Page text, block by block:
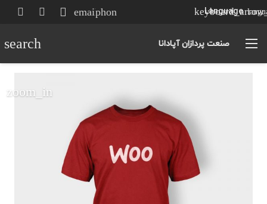
Language
phone
email
صنعت پردازان آپادانا search